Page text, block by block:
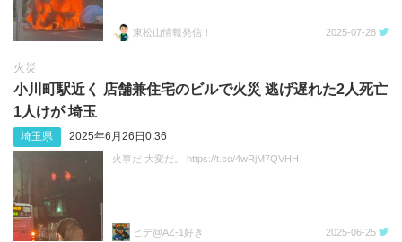
東松山情報発信！ 2025-07-28
火災
小川町駅近く 店舗兼住宅のビルで火災 逃げ遅れた2人死亡
1人けが 埼玉
埼玉県 2025年6月26日0:36
火事だ 大変だ。 https://t.co/4wRjM7QVHH
ヒデ@AZ-1好き 2025-06-25